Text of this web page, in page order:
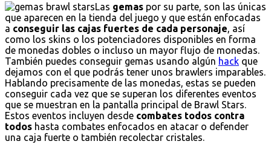
Las gemas por su parte, son las únicas
que aparecen en la tienda del juego y que están enfocadas
a conseguir las cajas fuertes de cada personaje , así
como los skins o los potenciadores disponibles en forma
de monedas dobles o incluso un mayor flujo de monedas.
También puedes conseguir gemas usando algún hack que
dejamos con el que podrás tener unos brawlers imparables.
Hablando precisamente de las monedas, estas se pueden
conseguir cada vez que se superan los diferentes eventos
que se muestran en la pantalla principal de Brawl Stars.
Estos eventos incluyen desde combates todos contra
todos hasta combates enfocados en atacar o defender
una caja fuerte o también recolectar cristales.